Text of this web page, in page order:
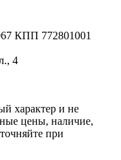
КПП 772801001
4
характер и не
цены, наличие,
при